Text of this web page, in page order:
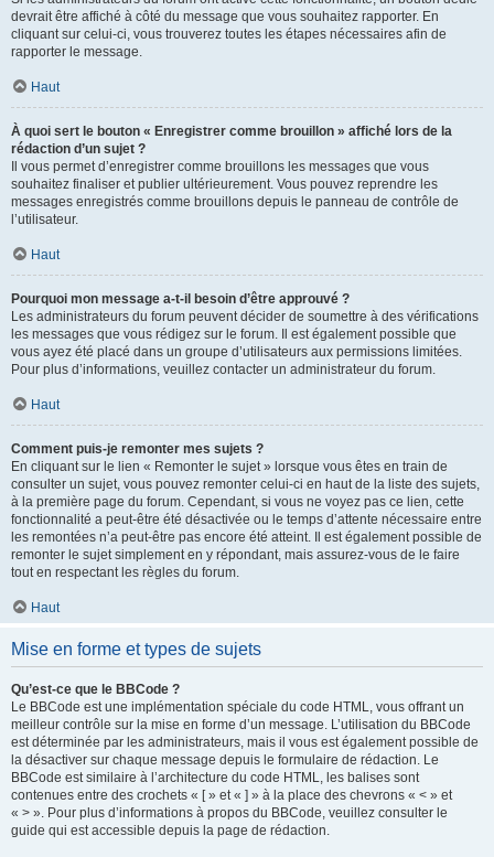
devrait être affiché à côté du message que vous souhaitez rapporter. En
cliquant sur celui-ci, vous trouverez toutes les étapes nécessaires afin de
rapporter le message.
Haut
À quoi sert le bouton « Enregistrer comme brouillon » affiché lors de la
rédaction d’un sujet ?
Il vous permet d’enregistrer comme brouillons les messages que vous
souhaitez finaliser et publier ultérieurement. Vous pouvez reprendre les
messages enregistrés comme brouillons depuis le panneau de contrôle de
l’utilisateur.
Haut
Pourquoi mon message a-t-il besoin d’être approuvé ?
Les administrateurs du forum peuvent décider de soumettre à des vérifications
les messages que vous rédigez sur le forum. Il est également possible que
vous ayez été placé dans un groupe d’utilisateurs aux permissions limitées.
Pour plus d’informations, veuillez contacter un administrateur du forum.
Haut
Comment puis-je remonter mes sujets ?
En cliquant sur le lien « Remonter le sujet » lorsque vous êtes en train de
consulter un sujet, vous pouvez remonter celui-ci en haut de la liste des sujets,
à la première page du forum. Cependant, si vous ne voyez pas ce lien, cette
fonctionnalité a peut-être été désactivée ou le temps d’attente nécessaire entre
les remontées n’a peut-être pas encore été atteint. Il est également possible de
remonter le sujet simplement en y répondant, mais assurez-vous de le faire
tout en respectant les règles du forum.
Haut
Mise en forme et types de sujets
Qu’est-ce que le BBCode ?
Le BBCode est une implémentation spéciale du code HTML, vous offrant un
meilleur contrôle sur la mise en forme d’un message. L’utilisation du BBCode
est déterminée par les administrateurs, mais il vous est également possible de
la désactiver sur chaque message depuis le formulaire de rédaction. Le
BBCode est similaire à l’architecture du code HTML, les balises sont
contenues entre des crochets « [ » et « ] » à la place des chevrons « < » et
« > ». Pour plus d’informations à propos du BBCode, veuillez consulter le
guide qui est accessible depuis la page de rédaction.